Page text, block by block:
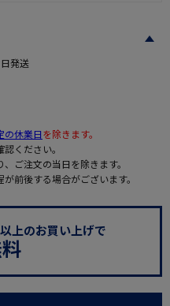
発送
の休業日を除きます。
認ください。
ご注文の当日を除きます。
前後する場合がございます。
上のお買い上げで